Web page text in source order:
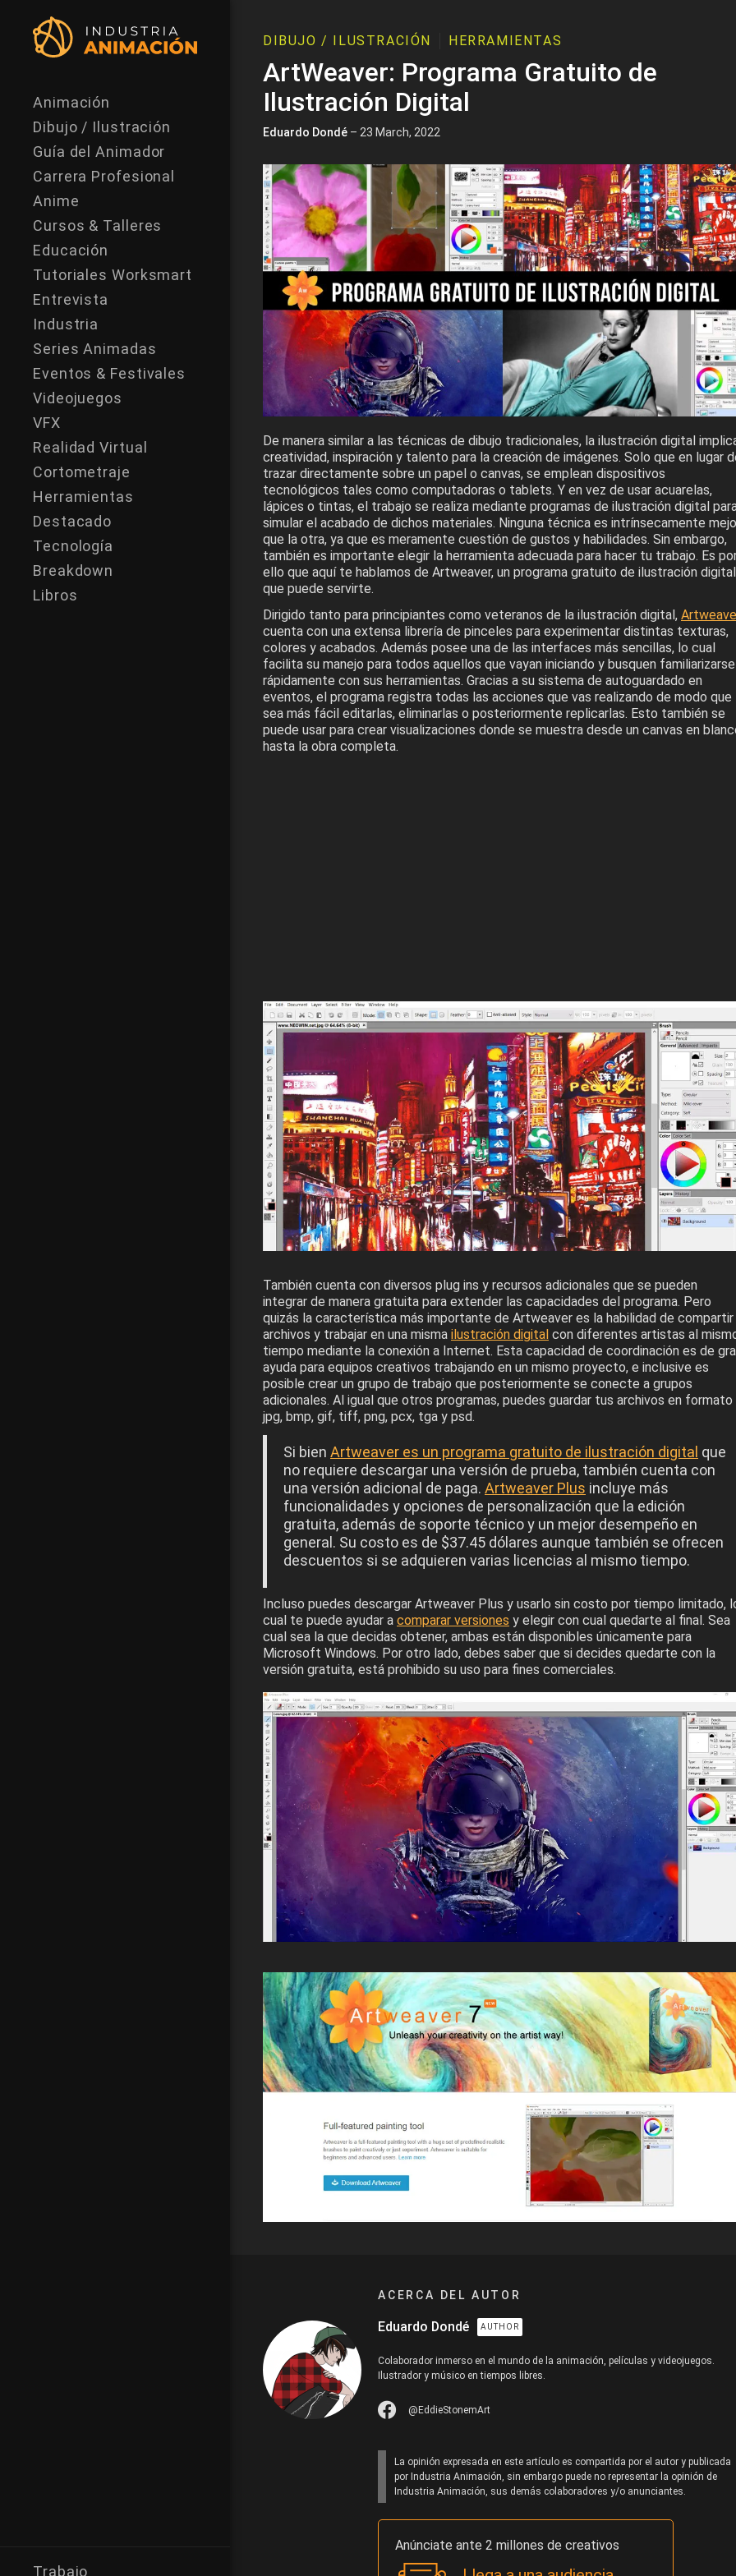
Animación
Dibujo / Ilustración
Guía del Animador
Carrera Profesional
Anime
Cursos & Talleres
Educación
Tutoriales Worksmart
Entrevista
Industria
Series Animadas
Eventos & Festivales
Videojuegos
VFX
Realidad Virtual
Cortometraje
Herramientas
Destacado
Tecnología
Breakdown
Libros
Trabajo
DIBUJO / ILUSTRACIÓN HERRAMIENTAS
ArtWeaver: Programa Gratuito de
Ilustración Digital
Eduardo Dondé – 23 March, 2022
De manera similar a las técnicas de dibujo tradicionales, la ilustración digital
creatividad, inspiración y talento para la creación de imágenes. Solo que en lugar
trazar directamente sobre un papel o canvas, se emplean dispositivos
tecnológicos tales como computadoras o tablets. Y en vez de usar acuarelas,
lápices o tintas, el trabajo se realiza mediante programas de ilustración digital
simular el acabado de dichos materiales. Ninguna técnica es intrínsecamente
que la otra, ya que es meramente cuestión de gustos y habilidades. Sin embargo,
también es importante elegir la herramienta adecuada para hacer tu trabajo. Es
ello que aquí te hablamos de Artweaver, un programa gratuito de ilustración digital
que puede servirte.
Dirigido tanto para principiantes como veteranos de la ilustración digital,
cuenta con una extensa librería de pinceles para experimentar distintas texturas,
colores y acabados. Además posee una de las interfaces más sencillas, lo cual
facilita su manejo para todos aquellos que vayan iniciando y busquen familiarizarse
rápidamente con sus herramientas. Gracias a su sistema de autoguardado en
eventos, el programa registra todas las acciones que vas realizando de modo que
sea más fácil editarlas, eliminarlas o posteriormente replicarlas. Esto también se
puede usar para crear visualizaciones donde se muestra desde un canvas en
hasta la obra completa.
También cuenta con diversos plug ins y recursos adicionales que se pueden
integrar de manera gratuita para extender las capacidades del programa. Pero
quizás la característica más importante de Artweaver es la habilidad de compartir
archivos y trabajar en una misma ilustración digital con diferentes artistas al
tiempo mediante la conexión a Internet. Esta capacidad de coordinación es de
ayuda para equipos creativos trabajando en un mismo proyecto, e inclusive es
posible crear un grupo de trabajo que posteriormente se conecte a grupos
adicionales. Al igual que otros programas, puedes guardar tus archivos en formato
jpg, bmp, gif, tiff, png, pcx, tga y psd.
Si bien Artweaver es un programa gratuito de ilustración digital que
no requiere descargar una versión de prueba, también cuenta con
una versión adicional de paga. Artweaver Plus incluye más
funcionalidades y opciones de personalización que la edición
gratuita, además de soporte técnico y un mejor desempeño en
general. Su costo es de $37.45 dólares aunque también se ofrecen
descuentos si se adquieren varias licencias al mismo tiempo.
Incluso puedes descargar Artweaver Plus y usarlo sin costo por tiempo limitado,
cual te puede ayudar a comparar versiones y elegir con cual quedarte al final. Sea
cual sea la que decidas obtener, ambas están disponibles únicamente para
Microsoft Windows. Por otro lado, debes saber que si decides quedarte con la
versión gratuita, está prohibido su uso para fines comerciales.
ACERCA DEL AUTOR
Eduardo Dondé AUTHOR
Colaborador inmerso en el mundo de la animación, películas y videojuegos.
Ilustrador y músico en tiempos libres.
@EddieStonemArt
La opinión expresada en este artículo es compartida por el autor y publicada
por Industria Animación, sin embargo puede no representar la opinión de
Industria Animación, sus demás colaboradores y/o anunciantes.
Anúnciate ante 2 millones de creativos